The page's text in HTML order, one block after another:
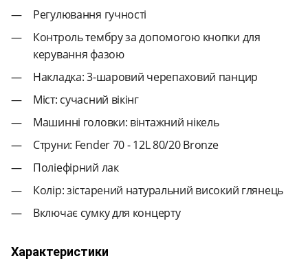
Регулювання гучності
Контроль тембру за допомогою кнопки для
керування фазою
Накладка: 3-шаровий черепаховий панцир
Міст: сучасний вікінг
Машинні головки: вінтажний нікель
Струни: Fender 70 - 12L 80/20 Bronze
Поліефірний лак
Колір: зістарений натуральний високий глянець
Включає сумку для концерту
Характеристики